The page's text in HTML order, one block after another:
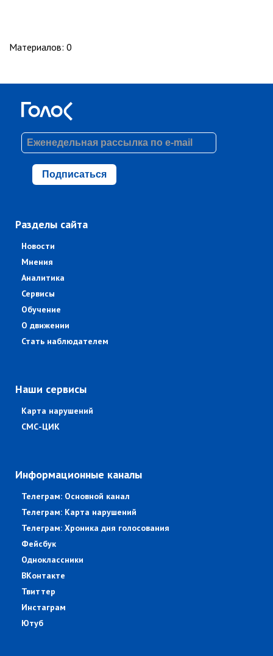
Материалов: 0
Подписаться
Разделы сайта
Новости
Мнения
Аналитика
Сервисы
Обучение
О движении
Стать наблюдателем
Наши сервисы
Карта нарушений
СМС-ЦИК
Информационные каналы
Телеграм: Основной канал
Телеграм: Карта нарушений
Телеграм: Хроника дня голосования
Фейсбук
Одноклассники
ВКонтакте
Твиттер
Инстаграм
Ютуб